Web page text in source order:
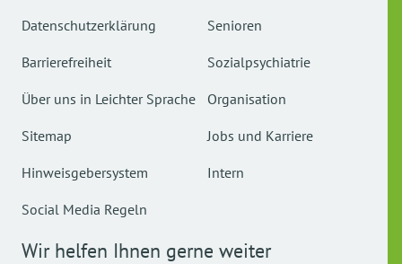
Datenschutzerklärung
Barrierefreiheit
Über uns in Leichter Sprache
Sitemap
Hinweisgebersystem
Social Media Regeln
Senioren
Sozialpsychiatrie
Organisation
Jobs und Karriere
Intern
Wir helfen Ihnen gerne weiter